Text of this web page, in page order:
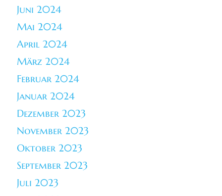
Juni 2024
Mai 2024
April 2024
März 2024
Februar 2024
Januar 2024
Dezember 2023
November 2023
Oktober 2023
September 2023
Juli 2023